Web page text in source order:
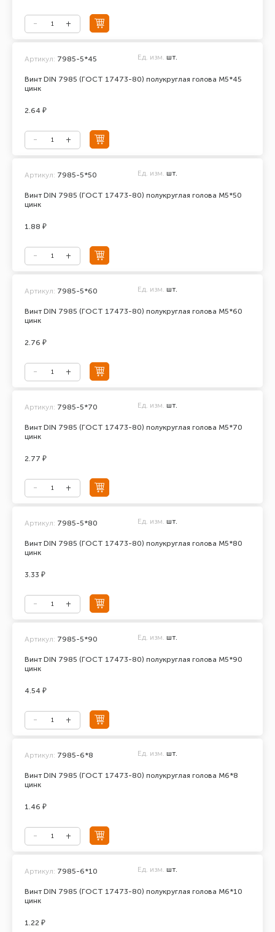
Винт DIN 7985 (ГОСТ 17473-80) полукруглая голова М5*45
цинк
Артикул: 7985-5*45 Ед. изм. шт.
2.64 ₽
Винт DIN 7985 (ГОСТ 17473-80) полукруглая голова М5*50
цинк
Артикул: 7985-5*50 Ед. изм. шт.
1.88 ₽
Винт DIN 7985 (ГОСТ 17473-80) полукруглая голова М5*60
цинк
Артикул: 7985-5*60 Ед. изм. шт.
2.76 ₽
Винт DIN 7985 (ГОСТ 17473-80) полукруглая голова М5*70
цинк
Артикул: 7985-5*70 Ед. изм. шт.
2.77 ₽
Винт DIN 7985 (ГОСТ 17473-80) полукруглая голова М5*80
цинк
Артикул: 7985-5*80 Ед. изм. шт.
3.33 ₽
Винт DIN 7985 (ГОСТ 17473-80) полукруглая голова М5*90
цинк
Артикул: 7985-5*90 Ед. изм. шт.
4.54 ₽
Винт DIN 7985 (ГОСТ 17473-80) полукруглая голова М6*8
цинк
Артикул: 7985-6*8 Ед. изм. шт.
1.46 ₽
Винт DIN 7985 (ГОСТ 17473-80) полукруглая голова М6*10
цинк
Артикул: 7985-6*10 Ед. изм. шт.
1.22 ₽